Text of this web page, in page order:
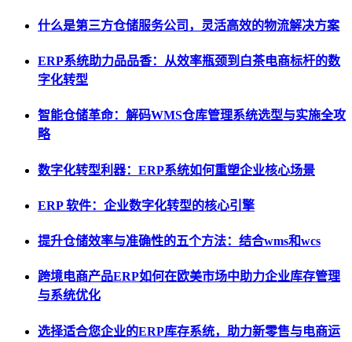
什么是第三方仓储服务公司，灵活高效的物流解决方案
ERP系统助力品品香：从效率瓶颈到白茶电商标杆的数
字化转型
智能仓储革命：解码WMS仓库管理系统选型与实施全攻
略
数字化转型利器：ERP系统如何重塑企业核心场景
ERP 软件：企业数字化转型的核心引擎
提升仓储效率与准确性的五个方法：结合wms和wcs
跨境电商产品ERP如何在欧美市场中助力企业库存管理
与系统优化
选择适合您企业的ERP库存系统，助力新零售与电商运